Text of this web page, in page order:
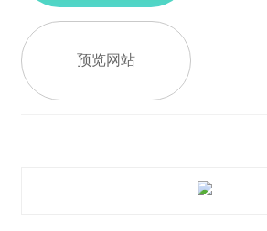
预览网站